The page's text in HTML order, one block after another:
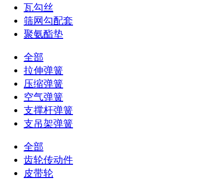
瓦勾丝
筛网勾配套
聚氨酯垫
全部
拉伸弹簧
压缩弹簧
空气弹簧
支撑杆弹簧
支吊架弹簧
全部
齿轮传动件
皮带轮